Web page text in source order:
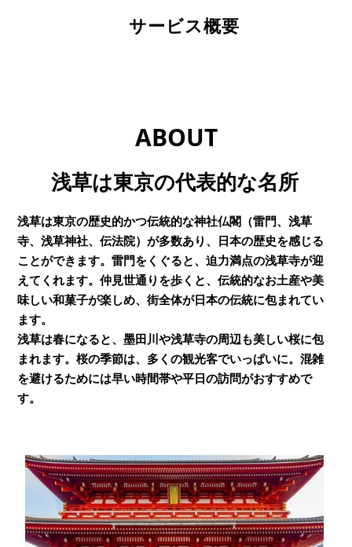
サービス概要
ABOUT
浅草は東京の代表的な名所
浅草は東京の歴史的かつ伝統的な神社仏閣（雷門、浅草
寺、浅草神社、伝法院）が多数あり、日本の歴史を感じる
ことができます。雷門をくぐると、迫力満点の浅草寺が迎
えてくれます。仲見世通りを歩くと、伝統的なお土産や美
味しい和菓子が楽しめ、街全体が日本の伝統に包まれてい
ます。
浅草は春になると、墨田川や浅草寺の周辺も美しい桜に包
まれます。桜の季節は、多くの観光客でいっぱいに。混雑
を避けるためには早い時間帯や平日の訪問がおすすめで
す。